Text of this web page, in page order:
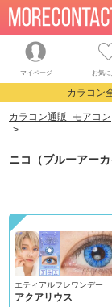
マイページ お気に
カラコン
カラコン通販_モアコン
ニコ（ブルーアー
エティアルフレワンデー
アクアリウス